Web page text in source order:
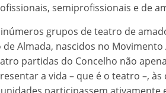
semiprofissionais e de
grupos de teatro de
de Almada, nascidos no
partidas do Concelho não
a vida – que é o teatro –,